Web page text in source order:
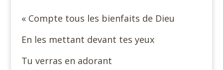
« Compte tous les bienfaits de Dieu
En les mettant devant tes yeux
Tu verras en adorant